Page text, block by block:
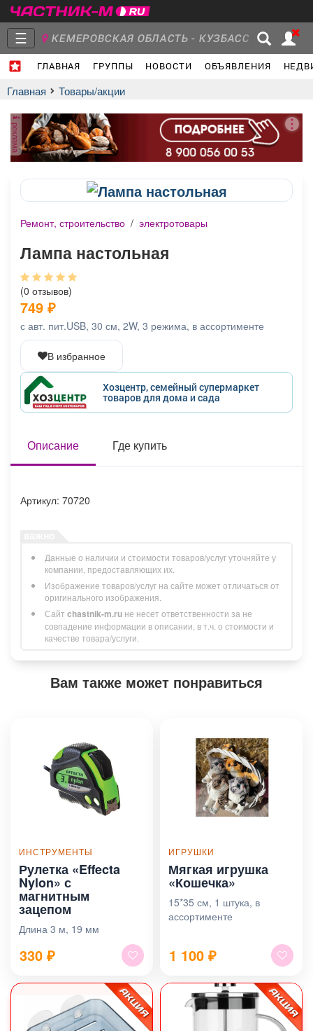
☰ КЕМЕРОВСКАЯ ОБЛАСТЬ - КУЗБАСС
ГЛАВНАЯ ГРУППЫ НОВОСТИ ОБЪЯВЛЕНИЯ
Главная
Объявления Недвижимость Услуги
Обучение
Товары Поздравления Погода
Главная Товары/акции
реклама
Ремонт, строительство / электротовары
Лампа настольная
(0 отзывов)
749 ₽
с авт. пит.USB, 30 см, 2W, 3 режима, в ассортименте
В избранное
Хозцентр, семейный супермаркет
товаров для дома и сада
Описание Где купить
Артикул: 70720
Данные о наличии и стоимости товаров/услуг уточняйте у
компании, предоставляющих их.
Изображение товаров/услуг на сайте может отличаться от
оригинального изображения.
Сайт chastnik-m.ru не несет ответственности за не
совпадение информации в описании, в т.ч. о стоимости и
качестве товара/услуги.
Вам также может понравиться
ИНСТРУМЕНТЫ
Рулетка «Effecta
Nylon» с
магнитным
зацепом
Длина 3 м, 19 мм
330 ₽
ИГРУШКИ
Мягкая игрушка
«Кошечка»
15*35 см, 1 штука, в
ассортименте
1 100 ₽